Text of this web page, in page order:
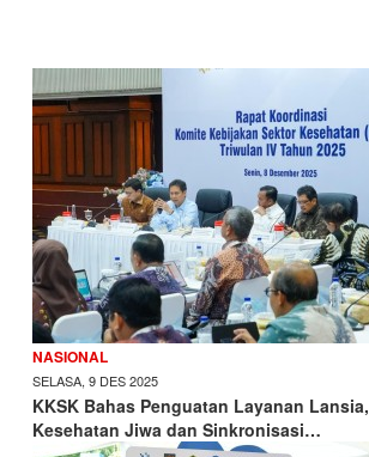
NASIONAL
SELASA, 9 DES 2025
KKSK Bahas Penguatan Layanan Lansia,
Kesehatan Jiwa dan Sinkronisasi…